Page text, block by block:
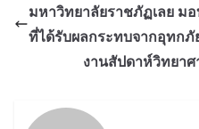
มหาวิทยาลัยราชภัฏเลย ม
ที่ได้รับผลกระทบจากอุทกภั
งานสัปดาห์วิทยา